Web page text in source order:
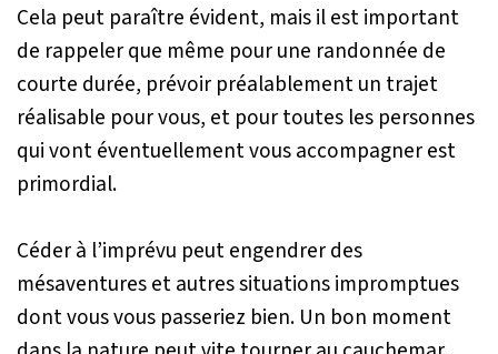
Cela peut paraître évident, mais il est important
de rappeler que même pour une randonnée de
courte durée, prévoir préalablement un trajet
réalisable pour vous, et pour toutes les personnes
qui vont éventuellement vous accompagner est
primordial.
Céder à l’imprévu peut engendrer des
mésaventures et autres situations impromptues
dont vous vous passeriez bien. Un bon moment